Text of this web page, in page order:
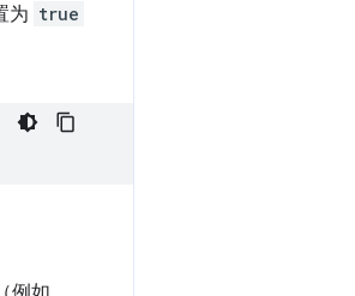
为 true